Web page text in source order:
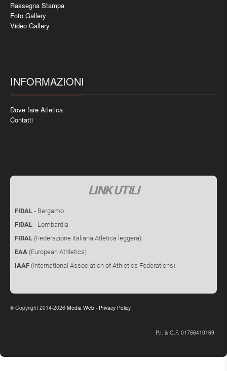
Rassegna Stampa
Foto Gallery
Video Gallery
INFORMAZIONI
Dove fare Atletica
Contatti
LINK UTILI
FIDAL - Bergamo
FIDAL - Lombardia
FIDAL (Federazione Italiana Atletica leggera)
EAA (European Athletics)
IAAF (International Association of Athletics Federations)
©Copyright 2014-2026 Media Web - Privacy Policy
P.I. & C.F. 01766410169